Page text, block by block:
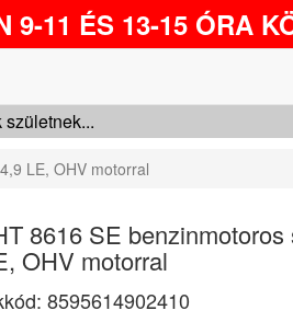
11 ÉS 13-15 ÓRA
LE, OHV motorral
8616 SE
OHV motorral
8595614902410